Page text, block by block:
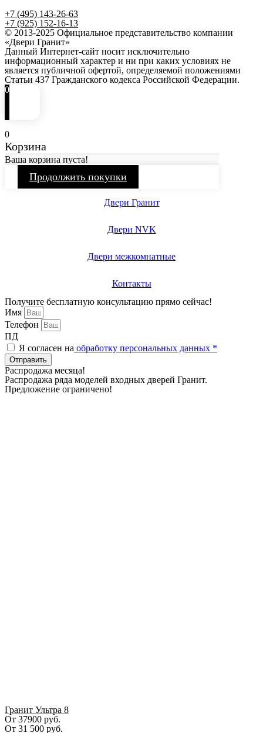
+7 (495) 143-26-63
+7 (925) 152-16-13
© 2013-2025 Официальное представительство компании
«Двери Гранит»
Данный Интернет-сайт носит исключительно
информационный характер и ни при каких условиях не
является публичной офертой, определяемой положениями
Статьи 437 Гражданского кодекса Российской Федерации.
0
0
Корзина
Ваша корзина пуста!
Продолжить покупки
Двери Гранит
Двери NVK
Двери межкомнатные
Контакты
Получите бесплатную консультацию прямо сейчас!
Имя
Телефон
ПД
Я согласен на обработку персональных данных *
Отправить
Распродажа месяца!
Распродажа ряда моделей входных дверей Гранит.
Предложение ограничено!
Гранит Ультра 8
От 37900 руб.
От 31 500 руб.